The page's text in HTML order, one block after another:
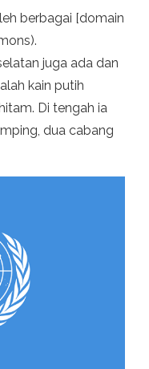
berbagai [domain
juga ada dan
kain putih
Di tengah ia
dua cabang